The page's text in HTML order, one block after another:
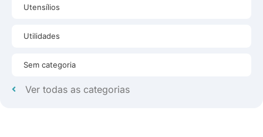
Utensílios
Utilidades
Sem categoria
Ver todas as categorias